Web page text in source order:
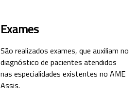
Exames
São realizados exames, que auxiliam no
diagnóstico de pacientes atendidos
nas especialidades existentes no AME
Assis.